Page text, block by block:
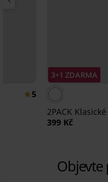
5
3+1 ZDARMA
2PACK
399 Kč